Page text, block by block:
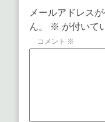
メールアドレス
ん。
※ が付いて
コメント ※